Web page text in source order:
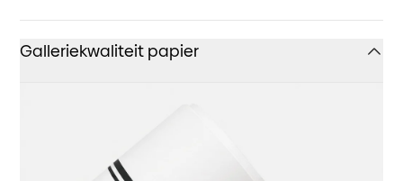
Galleriekwaliteit papier